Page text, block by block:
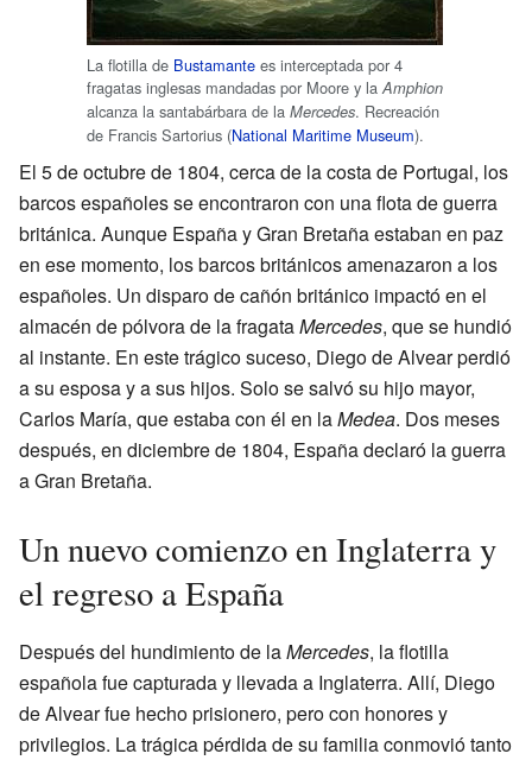
La flotilla de Bustamante es interceptada por 4
fragatas inglesas mandadas por Moore y la Amphion
alcanza la santabárbara de la Mercedes. Recreación
de Francis Sartorius (National Maritime Museum).
El 5 de octubre de 1804, cerca de la costa de Portugal, los
barcos españoles se encontraron con una flota de guerra
británica. Aunque España y Gran Bretaña estaban en paz
en ese momento, los barcos británicos amenazaron a los
españoles. Un disparo de cañón británico impactó en el
almacén de pólvora de la fragataMercedes, que se hundió
al instante. En este trágico suceso, Diego de Alvear perdió
a su esposa y a sus hijos. Solo se salvó su hijo mayor,
Carlos María, que estaba con él en laMedea. Dos meses
después, en diciembre de 1804, España declaró la guerra
a Gran Bretaña.
Un nuevo comienzo en Inglaterra y
el regreso a España
Después del hundimiento de laMercedes, la flotilla
española fue capturada y llevada a Inglaterra. Allí, Diego
de Alvear fue hecho prisionero, pero con honores y
privilegios. La trágica pérdida de su familia conmovió tanto